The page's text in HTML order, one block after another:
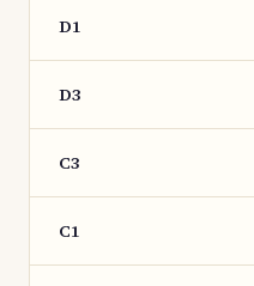
D1
D3
C3
C1